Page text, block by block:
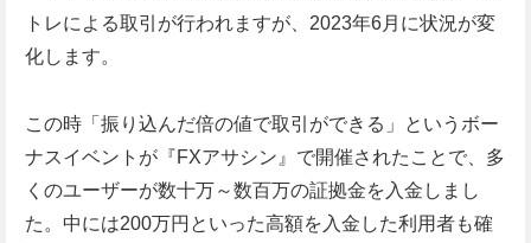
トレによる取引が行われますが、2023年6月に状況が変
化します。
この時「振り込んだ倍の値で取引ができる」というボー
ナスイベントが『FXアサシン』で開催されたことで、多
くのユーザーが数十万～数百万の証拠金を入金しまし
た。中には200万円といった高額を入金した利用者も確